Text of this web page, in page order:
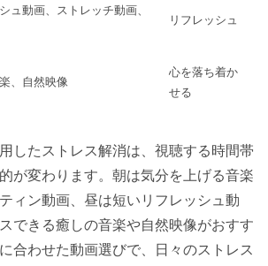
ュ動画、ストレッチ動画、
リフレッシュ
、自然映像
心を落ち着か
せる
したストレス解消は、視聴する時間帯
が変わります。朝は気分を上げる音楽
ィン動画、昼は短いリフレッシュ動
できる癒しの音楽や自然映像がおすす
合わせた動画選びで、日々のストレス